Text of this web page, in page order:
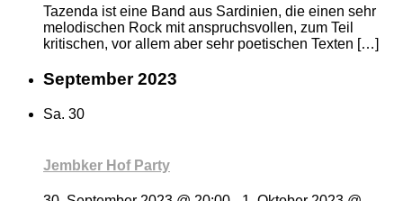
Tazenda ist eine Band aus Sardinien, die einen sehr
melodischen Rock mit anspruchsvollen, zum Teil
kritischen, vor allem aber sehr poetischen Texten […]
September 2023
Sa. 30
Jembker Hof Party